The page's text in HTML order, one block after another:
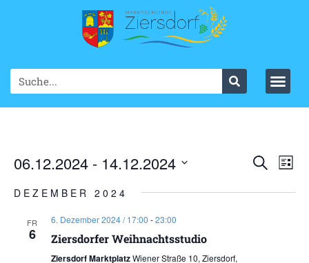
SucheList
06.12.2024 - 14.12.2024
wählen.
DEZEMBER 2024
FR
6
6. Dezember 2024 / 17:00 -23:00
Ziersdorfer Weihnachtsstudio
Ziersdorf MarktplatzWiener Straße 10, Ziersdorf,